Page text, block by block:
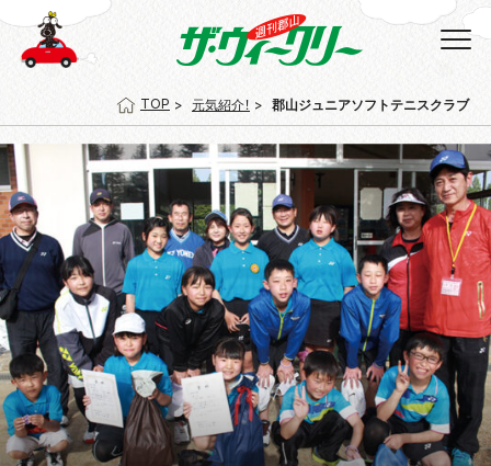
TOP 元気紹介！ 郡山ジュニアソフトテニスクラブ